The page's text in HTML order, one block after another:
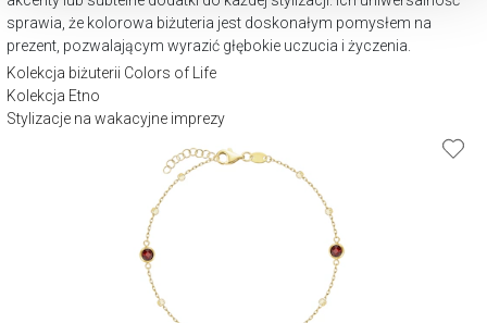
sprawia, że kolorowa biżuteria jest doskonałym pomysłem na
prezent, pozwalającym wyrazić głębokie uczucia i życzenia.
Kolekcja biżuterii Colors of Life
Kolekcja Etno
Stylizacje na wakacyjne imprezy